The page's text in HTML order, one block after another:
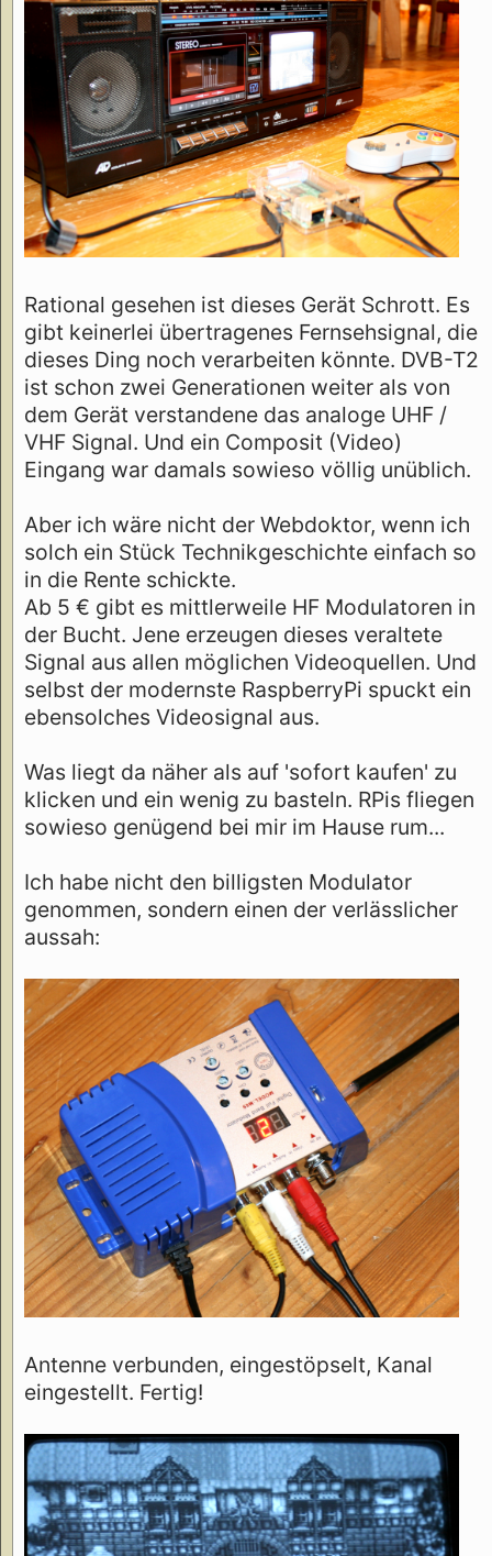
Rational gesehen ist dieses Gerät Schrott. Es
gibt keinerlei übertragenes Fernsehsignal, die
dieses Ding noch verarbeiten könnte. DVB-T2
ist schon zwei Generationen weiter als von
dem Gerät verstandene das analoge UHF /
VHF Signal. Und ein Composit (Video)
Eingang war damals sowieso völlig unüblich.
Aber ich wäre nicht der Webdoktor, wenn ich
solch ein Stück Technikgeschichte einfach so
in die Rente schickte.
Ab 5 € gibt es mittlerweile HF Modulatoren in
der Bucht. Jene erzeugen dieses veraltete
Signal aus allen möglichen Videoquellen. Und
selbst der modernste RaspberryPi spuckt ein
ebensolches Videosignal aus.
Was liegt da näher als auf 'sofort kaufen' zu
klicken und ein wenig zu basteln. RPis fliegen
sowieso genügend bei mir im Hause rum...
Ich habe nicht den billigsten Modulator
genommen, sondern einen der verlässlicher
aussah:
Antenne verbunden, eingestöpselt, Kanal
eingestellt. Fertig!